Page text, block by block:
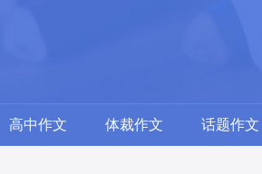
高中作文 体裁作文 话题作文